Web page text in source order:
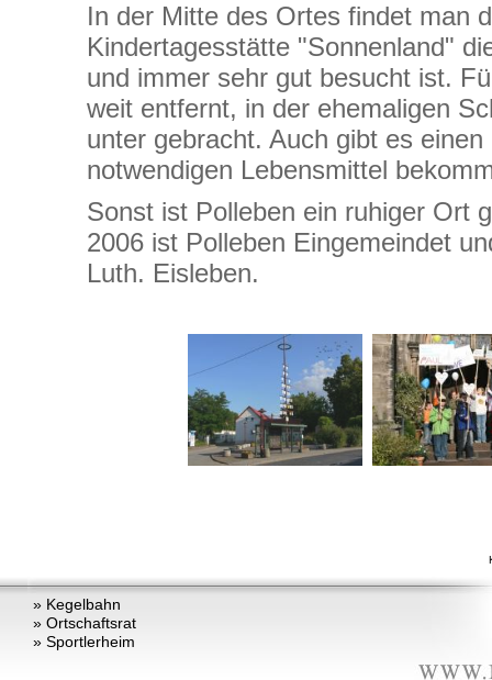
In der Mitte des Ortes findet man
Kindertagesstätte "Sonnenland"
und immer sehr gut besucht ist.
weit entfernt, in der ehemaligen
unter gebracht. Auch gibt es
notwendigen Lebensmittel
Sonst ist Polleben ein ruhiger Ort
2006 ist Polleben Eingemeindet
Luth. Eisleben.
» Kegelbahn
» Ortschaftsrat
» Sportlerheim